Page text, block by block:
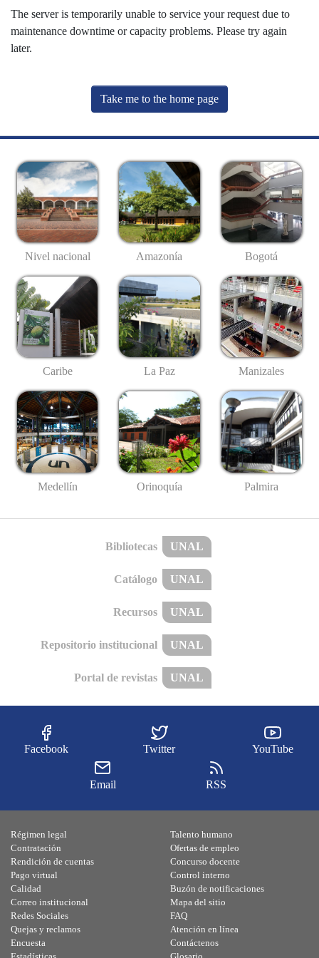
The server is temporarily unable to service your request due to
maintenance downtime or capacity problems. Please try again
later.
Take me to the home page
Nivel nacional Amazonía Bogotá
Caribe La Paz Manizales
Medellín Orinoquía Palmira
Bibliotecas UNAL
Catálogo UNAL
Recursos UNAL
Repositorio institucional UNAL
Portal de revistas UNAL
Facebook Twitter YouTube
Email RSS
Régimen legal
Contratación
Rendición de cuentas
Pago virtual
Calidad
Talento humano
Ofertas de empleo
Concurso docente
Control interno
Buzón de notificaciones
Correo institucional
Redes Sociales
Quejas y reclamos
Encuesta
Mapa del sitio
FAQ
Atención en línea
Contáctenos